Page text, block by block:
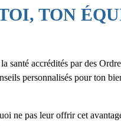
TON
santé accrédités par des
personnalisés pour ton
ne pas leur offrir cet